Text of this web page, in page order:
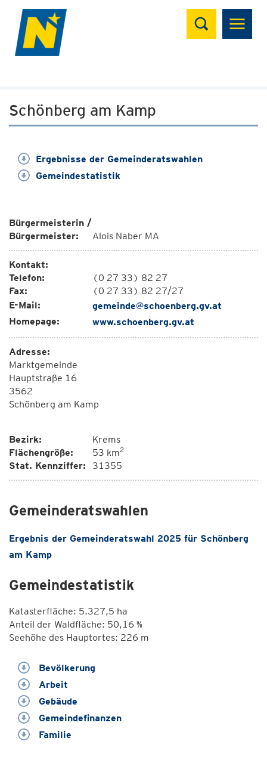
Suchen
Schönberg am Kamp
Ergebnisse der Gemeinderatswahlen
Gemeindestatistik
Bürgermeisterin /
Bürgermeister:
Alois Naber MA
Kontakt:
Telefon:
(0 27 33) 82 27
Fax:
(0 27 33) 82 27/27
E-Mail:
gemeinde@schoenberg.gv.at
Homepage:
www.schoenberg.gv.at
Adresse:
Marktgemeinde
Hauptstraße 16
3562
Schönberg am Kamp
Bezirk:
Krems
Flächengröße:
53 km2
Stat. Kennziffer: 31355
Gemeinderatswahlen
Ergebnis der Gemeinderatswahl 2025 für Schönberg
am Kamp
Gemeindestatistik
Katasterfläche: 5.327,5 ha
Anteil der Waldfläche: 50,16 %
Seehöhe des Hauptortes: 226 m
Bevölkerung
Arbeit
Gebäude
Gemeindefinanzen
Familie